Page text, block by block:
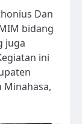
Dan
bidang
juga
ini
Minahasa,